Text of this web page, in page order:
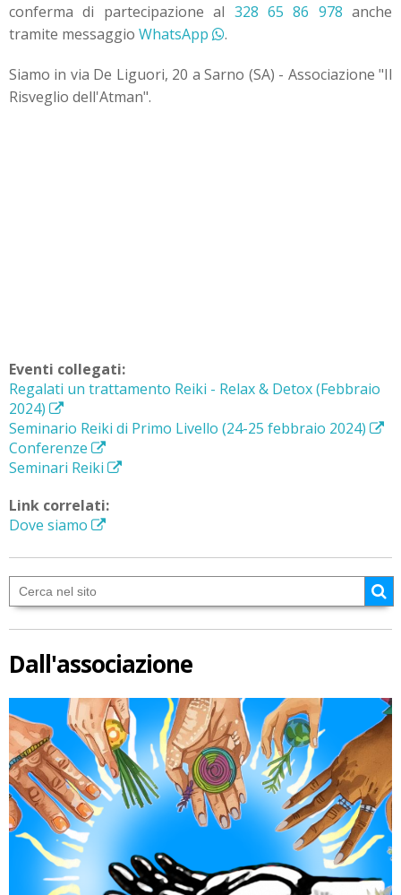
conferma di partecipazione al 328 65 86 978 anche
tramite messaggio WhatsApp .
Siamo in via De Liguori, 20 a Sarno (SA) - Associazione "Il
Risveglio dell'Atman".
Eventi collegati:
Regalati un trattamento Reiki - Relax & Detox (Febbraio
2024)
Seminario Reiki di Primo Livello (24-25 febbraio 2024)
Conferenze
Seminari Reiki
Link correlati:
Dove siamo
Dall'associazione